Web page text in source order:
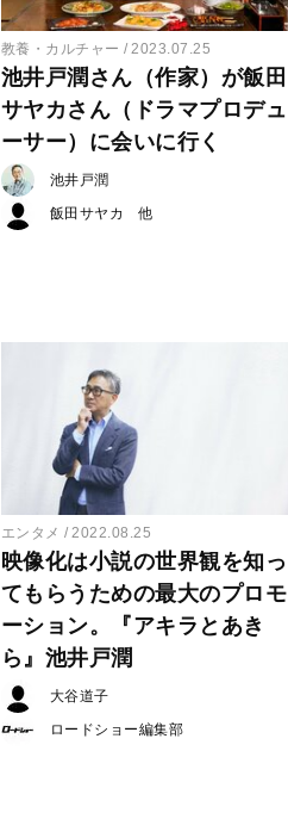
教養・カルチャー 2023.07.25
池井戸潤さん（作家）が飯田
サヤカさん（ドラマプロデュ
ーサー）に会いに行く
池井戸潤
飯田サヤカ
エンタメ 2022.08.25
映像化は小説の世界観を知っ
てもらうための最大のプロモ
ーション。『アキラとあき
ら』池井戸潤
大谷道子
ロードショー編集部